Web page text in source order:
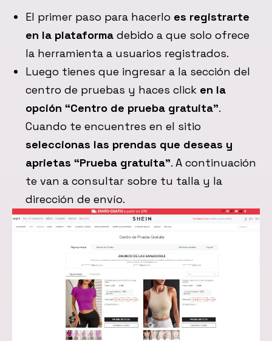
El primer paso para hacerlo es registrarte
en la plataformadebido a que solo ofrece
la herramienta a usuarios registrados.
Luego tienes que ingresar a la sección del
centro de pruebas y haces click en la
opción “Centro de prueba gratuita”.
Cuando te encuentres en el sitio
seleccionas las prendas que deseas y
aprietas “Prueba gratuita”. A continuación
te van a consultar sobre tu talla y la
dirección de envío.